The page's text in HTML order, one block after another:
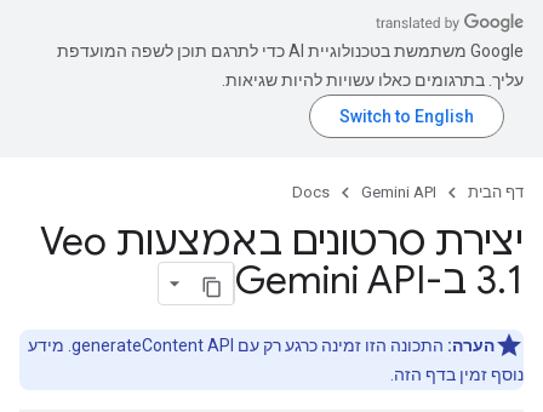
‫Google משתמשת בטכנולוגיית AI כדי לתרגם תוכן לשפה המועדפת
עליך. בתרגומים כאלו עשויות להיות שגיאות.
דף הבית Gemini API
Docs
יצירת סרטונים באמצעות Veo
3.1 ב-Gemini API
הערה:
התכונה הזו זמינה כרגע רק עם generateContent API. מידע
נוסף זמין בדף הזה.